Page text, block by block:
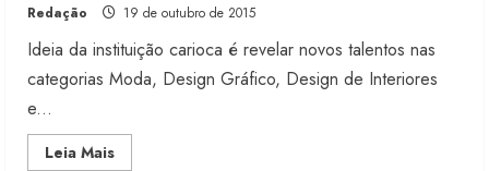
Redação 19 de outubro de 2015
Ideia da instituição carioca é revelar novos talentos nas
categorias Moda, Design Gráfico, Design de Interiores
e...
Leia MaisRead